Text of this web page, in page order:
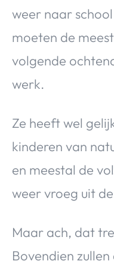
weer naar
moeten de
volgende
werk.
Ze heeft wel
kinderen van
en meestal de
weer vroeg uit
Maar ach, dat
Bovendien